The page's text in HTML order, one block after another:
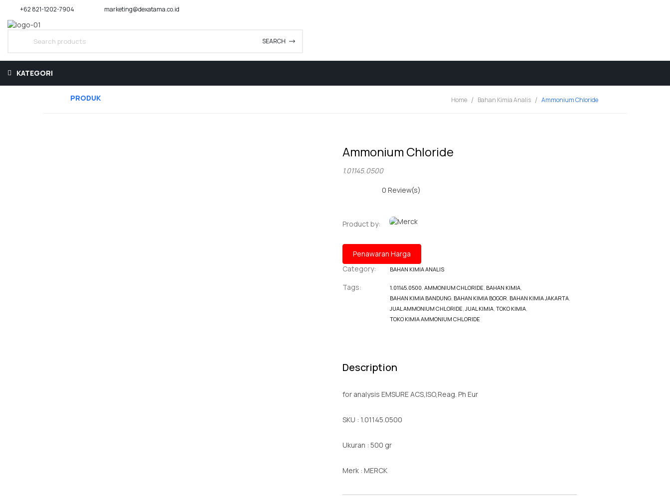
+62 821-1202-7904 marketing@dexatama.co.id
SEARCH
KATEGORI
PRODUK Home Bahan Kimia Analis Ammonium Chloride
Ammonium Chloride
1.01145.0500
0 Review(s)
Product by:
Penawaran Harga
Category:
BAHAN KIMIA ANALIS
Tags: 1.01145.0500 AMMONIUM CHLORIDE BAHAN KIMIA
BAHAN KIMIA BANDUNG BAHAN KIMIA BOGOR BAHAN KIMIA JAKARTA
JUAL AMMONIUM CHLORIDE ,JUAL KIMIA TOKO KIMIA
TOKO KIMIA AMMONIUM CHLORIDE
Description
for analysis EMSURE ACS,ISO,Reag. Ph Eur
SKU : 1.01145.0500
Ukuran : 500 gr
Merk : MERCK